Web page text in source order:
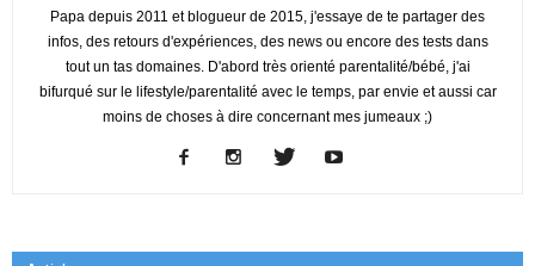
Papa depuis 2011 et blogueur de 2015, j'essaye de te partager des
infos, des retours d'expériences, des news ou encore des tests dans
tout un tas domaines. D'abord très orienté parentalité/bébé, j'ai
bifurqué sur le lifestyle/parentalité avec le temps, par envie et aussi car
moins de choses à dire concernant mes jumeaux ;)